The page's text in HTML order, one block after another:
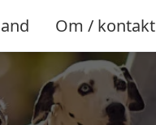
Om / kontakt